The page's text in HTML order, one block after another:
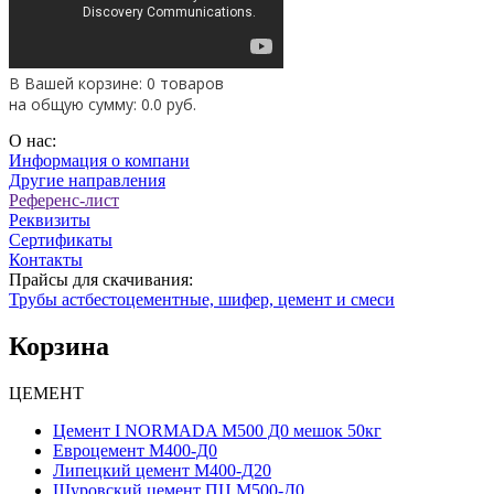
В Вашей корзине: 0 товаров
на общую сумму: 0.0 руб.
О нас:
Информация о компани
Другие направления
Референс-лист
Реквизиты
Сертификаты
Контакты
Прайсы для скачивания:
Трубы астбестоцементные, шифер, цемент и смеси
Корзина
ЦЕМЕНТ
Цемент I NORMADA М500 Д0 мешок 50кг
Евроцемент М400-Д0
Липецкий цемент М400-Д20
Щуровский цемент ПЦ М500-Д0